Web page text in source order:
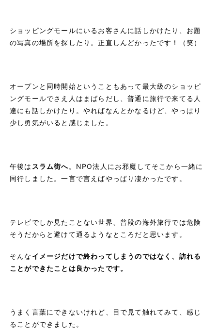
ショッピングモールにいるお客さんに話しかけたり、お題
の写真の場所を探したり。正直しんどかったです！（笑）
オープンと同時開始ということもあって最大級のショッピ
ングモールでさえ人はまばらだし、普通に旅行で来てる人
達にも話しかけたり。やればなんとかなるけど、やっぱり
少し勇気がいると感じました。
午後は スラム街へ。NPO法人にお邪魔してそこから一緒に
同行しました。一言で言えばやっぱり凄かったです。
テレビでしか見たことない世界、普段の海外旅行では危険
そうだからと避けて通るようなところだと思います。
そんな イメージだけで終わってしまうのではなく、訪れる
ことができたことは良かったです。
うまく言葉にできないけれど、目で見て触れてみて、感じ
ることができました。